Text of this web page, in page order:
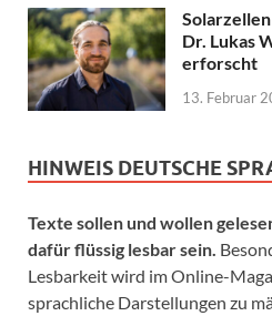
Dr. Lukas
erforscht
13. Februar
HINWEIS DEUTSCHE
Texte sollen und wollen
dafür flüssig lesbar sein.
Lesbarkeit wird im Online-
sprachliche Darstellungen zu